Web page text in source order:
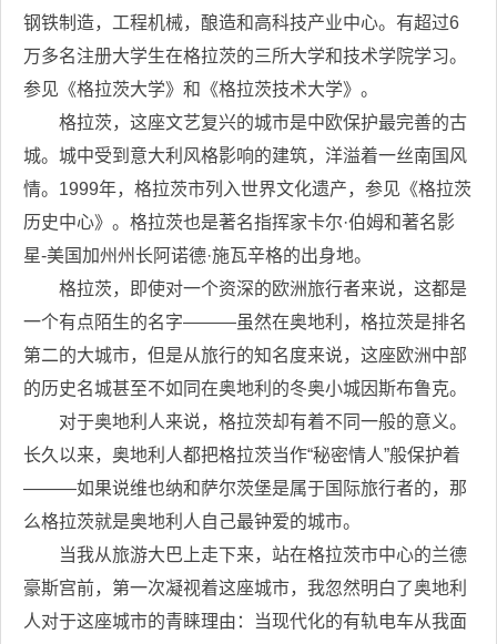
钢铁制造，工程机械，酿造和高科技产业中心。有超过6
万多名注册大学生在格拉茨的三所大学和技术学院学习。
参见《格拉茨大学》和《格拉茨技术大学》。
格拉茨，这座文艺复兴的城市是中欧保护最完善的古
城。城中受到意大利风格影响的建筑，洋溢着一丝南国风
情。1999年，格拉茨市列入世界文化遗产，参见《格拉茨
历史中心》。格拉茨也是著名指挥家卡尔·伯姆和著名影
星-美国加州州长阿诺德·施瓦辛格的出身地。
格拉茨，即使对一个资深的欧洲旅行者来说，这都是
一个有点陌生的名字———虽然在奥地利，格拉茨是排名
第二的大城市，但是从旅行的知名度来说，这座欧洲中部
的历史名城甚至不如同在奥地利的冬奥小城因斯布鲁克。
对于奥地利人来说，格拉茨却有着不同一般的意义。
长久以来，奥地利人都把格拉茨当作“秘密情人”般保护着
———如果说维也纳和萨尔茨堡是属于国际旅行者的，那
么格拉茨就是奥地利人自己最钟爱的城市。
当我从旅游大巴上走下来，站在格拉茨市中心的兰德
豪斯宫前，第一次凝视着这座城市，我忽然明白了奥地利
人对于这座城市的青睐理由：当现代化的有轨电车从我面